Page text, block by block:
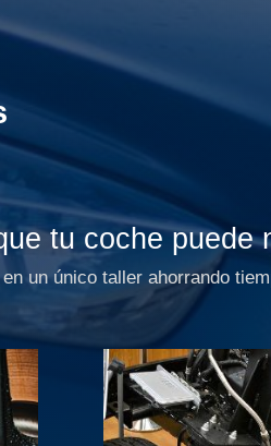
tu coche puede
un único taller ahorrando